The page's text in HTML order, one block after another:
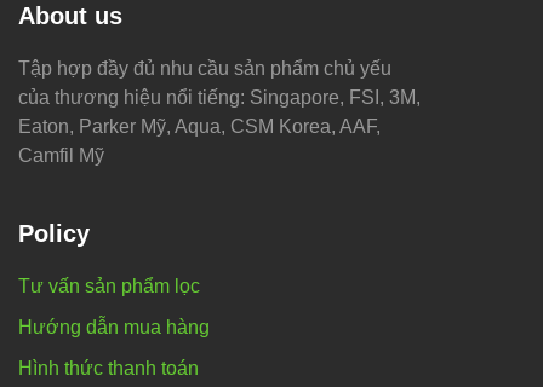
About us
Tập hợp đầy đủ nhu cầu sản phẩm chủ yếu
của thương hiệu nổi tiếng: Singapore, FSI, 3M,
Eaton, Parker Mỹ, Aqua, CSM Korea, AAF,
Camfil Mỹ
Policy
Tư vấn sản phẩm lọc
Hướng dẫn mua hàng
Hình thức thanh toán